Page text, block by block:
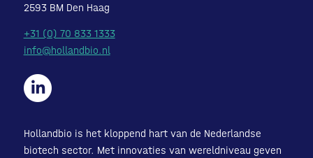
2593 BM Den Haag
+31 (0) 70 833 1333
info@hollandbio.nl
Hollandbio is het kloppend hart van de Nederlandse
biotech sector. Met innovaties van wereldniveau geven